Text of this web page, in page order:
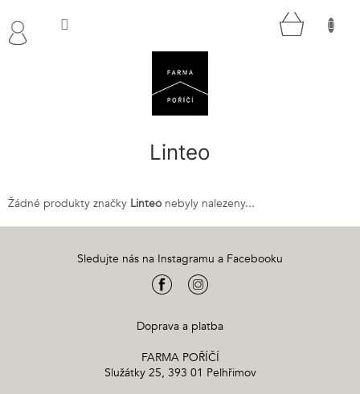
obsah
Linteo
Žádné produkty značky Linteonebyly nalezeny...
Sledujte nás na Instagramu a Facebooku
Doprava a platba
FARMA POŘÍČÍ
Služátky 25, 393 01 Pelhřimov